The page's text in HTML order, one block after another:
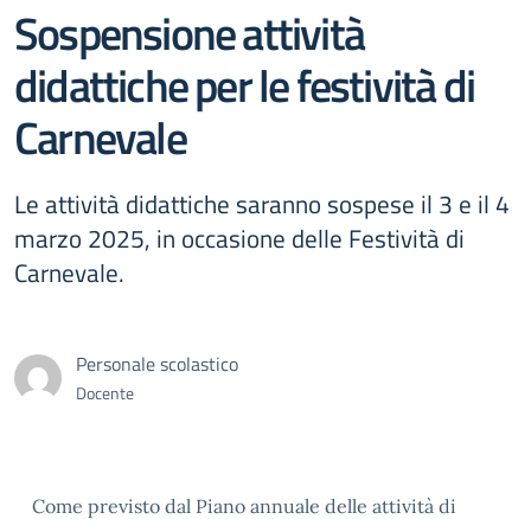
Sospensione attività
didattiche per le festività di
Carnevale
Le attività didattiche saranno sospese il 3 e il 4
marzo 2025, in occasione delle Festività di
Carnevale.
Personale scolastico
Docente
Come previsto dal Piano annuale delle attività di